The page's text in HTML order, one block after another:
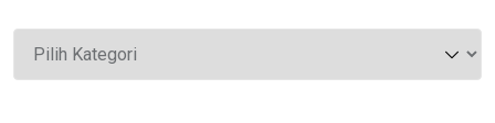
Selamat
&